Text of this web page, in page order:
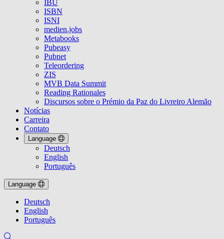
IBU
ISBN
ISNI
medien.jobs
Metabooks
Pubeasy
Pubnet
Teleordering
ZIS
MVB Data Summit
Reading Rationales
Discursos sobre o Prémio da Paz do Livreiro Alemão
Notícias
Carreira
Contato
Language
Deutsch
English
Português
Language
Deutsch
English
Português